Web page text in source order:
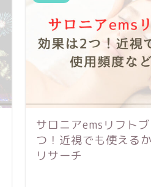
サロニアemsリフト
つ！近視でも使える
リサーチ